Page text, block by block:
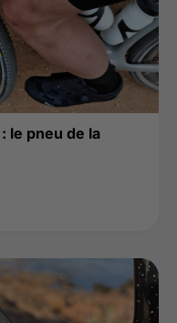
le pneu de la